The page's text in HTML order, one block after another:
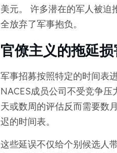
美元。 许多潜在的军人被迫
全放弃了军事抱负。
官僚主义的拖延
军事招募按照特定的时间表
NACES成员公司不受竞争
天或数周的评估反而需要数
迟的时间表。
这些延误不仅给个别候选人